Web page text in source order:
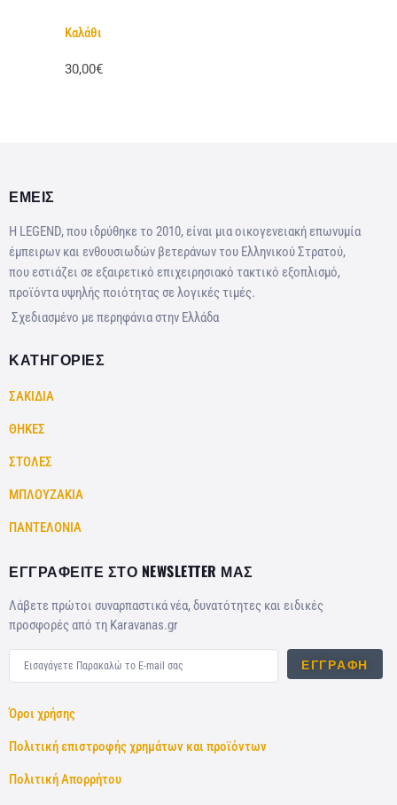
Καλάθι
30,00€
ΕΜΕΙΣ
Η LEGEND, που ιδρύθηκε το 2010, είναι μια οικογενειακή επωνυμία
έμπειρων και ενθουσιωδών βετεράνων του Ελληνικού Στρατού,
που εστιάζει σε εξαιρετικό επιχειρησιακό τακτικό εξοπλισμό,
προϊόντα υψηλής ποιότητας σε λογικές τιμές.
Σχεδιασμένο με περηφάνια στην Ελλάδα
ΚΑΤΗΓΟΡΙΕΣ
ΣΑΚΙΔΙΑ
ΘΗΚΕΣ
ΣΤΟΛΕΣ
ΜΠΛΟΥΖΑΚΙΑ
ΠΑΝΤΕΛΟΝΙΑ
ΕΓΓΡΑΦΕΙΤΕ ΣΤΟ NEWSLETTER ΜΑΣ
Λάβετε πρώτοι συναρπαστικά νέα, δυνατότητες και ειδικές
προσφορές από τη Karavanas.gr
ΕΓΓΡΑΦΉ
Όροι χρήσης
Πολιτική επιστροφής χρημάτων και προϊόντων
Πολιτική Απορρήτου